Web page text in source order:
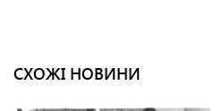
СХОЖІ НОВИНИ